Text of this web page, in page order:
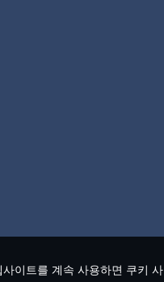
이트를 계속 사용하면 쿠키 사